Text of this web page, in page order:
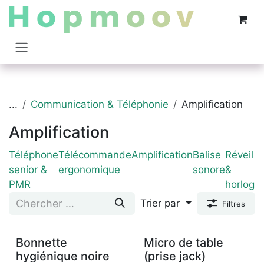
Se rendre au contenu
... Communication & Téléphonie Amplification
Amplification
Téléphone
senior &
PMR
Télécommande
ergonomique
AmplificationBalise
sonore
Réveil
&
horloge
Trier par
Filtres
Bonnette
hygiénique noire
Micro de table
(prise jack)